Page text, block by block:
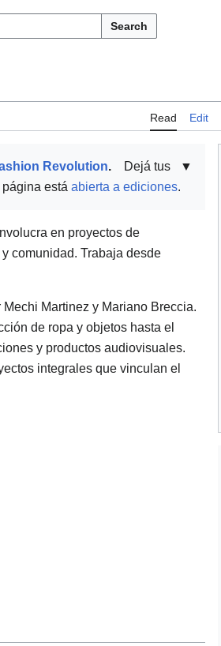
Search
Read Edit
▼
Revolution.
Dejá tus
página está abierta a ediciones.
en proyectos de
comunidad. Trabaja desde
Martinez y Mariano Breccia.
de ropa y objetos hasta el
y productos audiovisuales.
integrales que vinculan el